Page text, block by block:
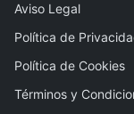
Aviso Legal
Política de
Política de Cookies
Términos y